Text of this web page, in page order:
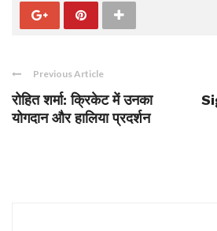
Previous Article
रोहित शर्मा: क्रिकेट में उनका
योगदान और हालिया प्रदर्शन